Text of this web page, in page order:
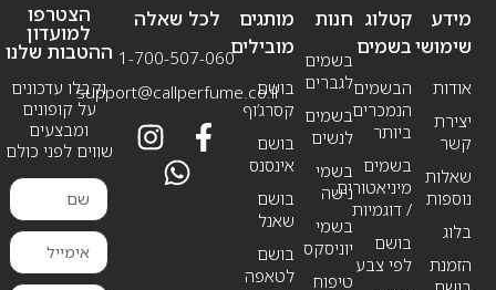
מידע
שימושי
אודות
יצירת
קשר
שאלות
נוספות
בלוג
הזמנת
חנות
בשמים
לגברים
בשמים
לנשים
בשמי
נישה
בשמי
יוניסקס
טיפוח
קטלוג
בשמים
הבשמים
הנמכרים
ביותר
בשמים
מיניאטורים
/ דוגמיות
בושם
לפי צבע
מותגים
מובילים
בושם
קסרג’וף
בושם
אינסנס
בושם
שאנל
בושם
לטאפה
לכל שאלה
1-700-507-060
support@callperfume.co.il
הצטרפו
למועדון
ההטבות שלנו
וקבלו עדכונים
על קופונים
ומבצעים
שווים לפני כולם